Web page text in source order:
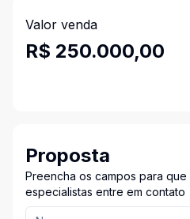
Valor venda
R$ 250.000,00
Proposta
Preencha os campos para que
especialistas entre em contato